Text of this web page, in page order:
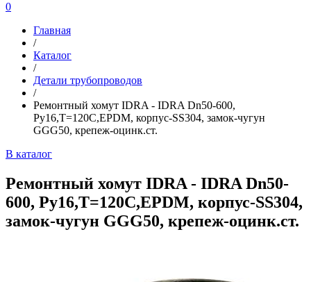
0
Главная
/
Каталог
/
Детали трубопроводов
/
Ремонтный хомут IDRA - IDRA Dn50-600,
Ру16,Т=120С,EPDM, корпус-SS304, замок-чугун
GGG50, крепеж-оцинк.ст.
В каталог
Ремонтный хомут IDRA - IDRA Dn50-
600, Ру16,Т=120С,EPDM, корпус-SS304,
замок-чугун GGG50, крепеж-оцинк.ст.